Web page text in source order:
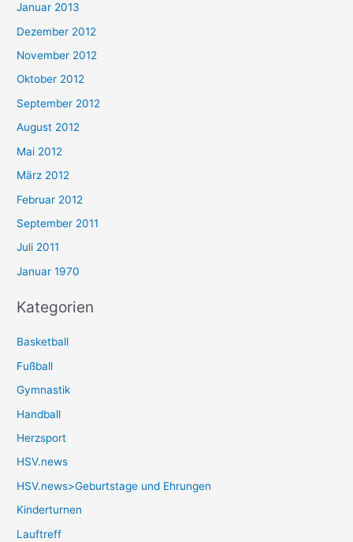
Januar 2013
Dezember 2012
November 2012
Oktober 2012
September 2012
August 2012
Mai 2012
März 2012
Februar 2012
September 2011
Juli 2011
Januar 1970
Kategorien
Basketball
Fußball
Gymnastik
Handball
Herzsport
HSV.news
HSV.news>Geburtstage und Ehrungen
Kinderturnen
Lauftreff